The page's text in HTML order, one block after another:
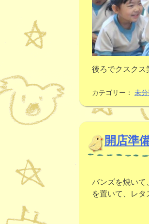
後ろでクスクス
カテゴリー： 未
開店準
バンズを焼いて
を置いて、レ